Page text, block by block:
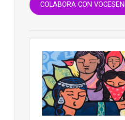
COLABORA CON